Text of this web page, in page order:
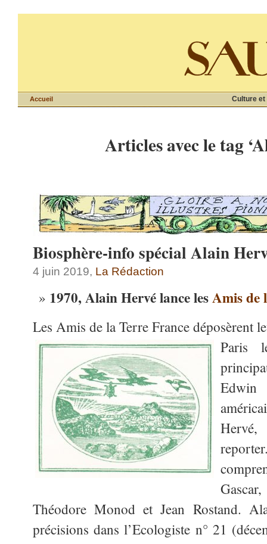
Culture et
Accueil
Articles avec le tag
Biosphère-info spécial Alain
4 juin 2019, La Rédaction
1970, Alain Hervé lance lesAmis de
Les Amis de la Terre France déposèrent
Paris
Théodore Monod et Jean Rostand.
précisions dans l’Ecologiste n° 21